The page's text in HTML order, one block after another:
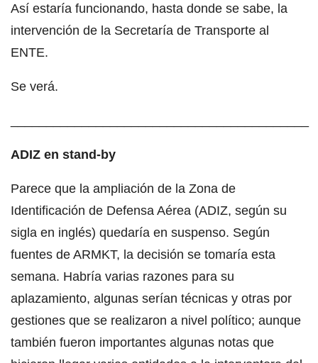
Así estaría funcionando, hasta donde se sabe, la
intervención de la Secretaría de Transporte al
ENTE.
Se verá.
ADIZ en stand-by
Parece que la ampliación de la Zona de
Identificación de Defensa Aérea (ADIZ, según su
sigla en inglés) quedaría en suspenso. Según
fuentes de ARMKT, la decisión se tomaría esta
semana. Habría varias razones para su
aplazamiento, algunas serían técnicas y otras por
gestiones que se realizaron a nivel político; aunque
también fueron importantes algunas notas que